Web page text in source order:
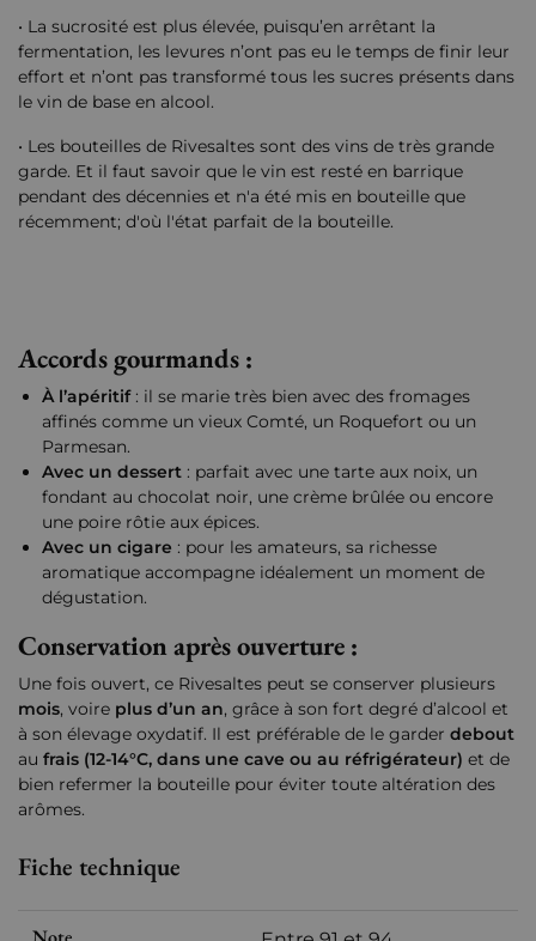
• La sucrosité est plus élevée, puisqu’en arrêtant la
fermentation, les levures n’ont pas eu le temps de finir leur
effort et n’ont pas transformé tous les sucres présents dans
le vin de base en alcool.
• Les bouteilles de Rivesaltes sont des vins de très grande
garde. Et il faut savoir que le vin est resté en barrique
pendant des décennies et n'a été mis en bouteille que
récemment; d'où l'état parfait de la bouteille.
Accords gourmands :
À l’apéritif: il se marie très bien avec des fromages
affinés comme un vieux Comté, un Roquefort ou un
Parmesan.
Avec un dessert : parfait avec une tarte aux noix, un
fondant au chocolat noir, une crème brûlée ou encore
une poire rôtie aux épices.
Avec un cigare : pour les amateurs, sa richesse
aromatique accompagne idéalement un moment de
dégustation.
Conservation après ouverture :
Une fois ouvert, ce Rivesaltes peut se conserver plusieurs
mois, voire plus d’un an, grâce à son fort degré d’alcool et
à son élevage oxydatif. Il est préférable de le garder debout
au frais (12-14°C, dans une cave ou au réfrigérateur) et de
bien refermer la bouteille pour éviter toute altération des
arômes.
Fiche technique